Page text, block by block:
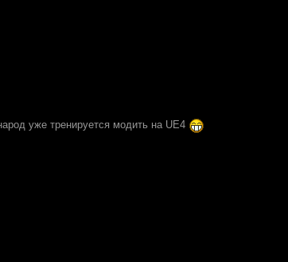
уже тренируется модить на UE4